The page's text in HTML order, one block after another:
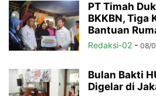
PT Timah
BKKBN, Tiga
Bantuan
Redaksi-02 - 08/
Bulan Bakti
Digelar di